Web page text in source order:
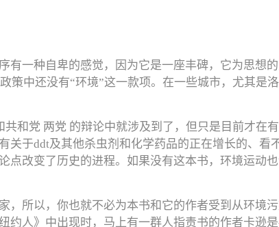
有一种自卑的感觉，因为它是一座丰碑，它为思想
策中还没有“环境”这一款项。在一些城市，尤其是
党 两党 的辩论中就涉及到了，但只是目前才在
关于ddt及其他杀虫剂和化学药品的正在增长的、看
点改变了历史的进程。如果没有这本书，环境运动
，所以，你也就不必为本书和它的作者受到从环境
约人》中出现时，马上有一群人指责书的作者卡逊